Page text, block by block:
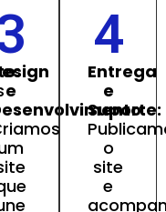
e
4
Entrega
e
Suporte:
o
site
e